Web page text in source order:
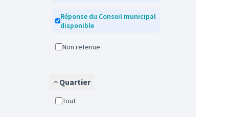
Réponse du Conseil municipal
disponible
Non retenue
Quartier
Tout